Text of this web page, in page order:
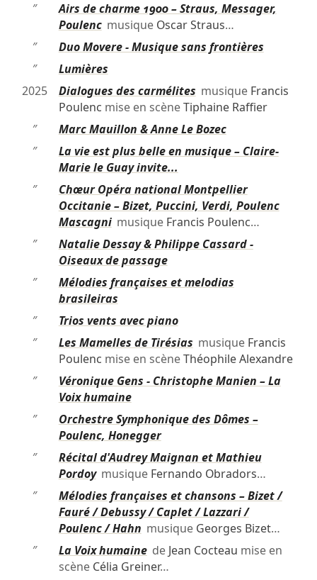
″
Airs de charme 1900 – Straus, Messager,
Poulencmusique Oscar Straus…
″
Duo Movere - Musique sans frontières
″
Lumières
2025
Dialogues des carmélites musique Francis
Poulenc mise en scèneTiphaine Raffier
″
Marc Mauillon & Anne Le Bozec
″
La vie est plus belle en musique – Claire-
Marie le Guay invite...
″
Chœur Opéra national Montpellier
Occitanie – Bizet, Puccini, Verdi, Poulenc
Mascagnimusique Francis Poulenc…
″
Natalie Dessay & Philippe Cassard -
Oiseaux de passage
″
Mélodies françaises et melodias
brasileiras
″
Trios vents avec piano
″
Les Mamelles de Tirésias musique Francis
Poulenc mise en scèneThéophile Alexandre
″
Véronique Gens - Christophe Manien – La
Voix humaine
″
Orchestre Symphonique des Dômes –
Poulenc, Honegger
″
Récital d'Audrey Maignan et Mathieu
Pordoymusique Fernando Obradors…
″
Mélodies françaises et chansons – Bizet /
Fauré / Debussy / Caplet / Lazzari /
Poulenc / Hahn musique Georges Bizet…
″
La Voix humainede Jean Cocteau mise en
scène Célia Greiner…